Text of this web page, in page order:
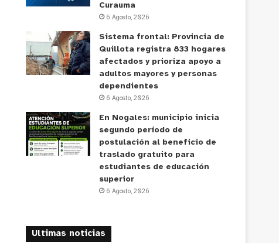
Curauma
6 Agosto, 2026
Sistema frontal: Provincia de
Quillota registra 833 hogares
afectados y prioriza apoyo a
adultos mayores y personas
dependientes
6 Agosto, 2026
En Nogales: municipio inicia
segundo período de
postulación al beneficio de
traslado gratuito para
estudiantes de educación
superior
6 Agosto, 2026
Ultimas noticias